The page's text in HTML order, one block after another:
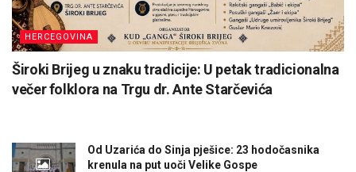
HERCEGOVINA
Široki Brijeg u znaku tradicije: U petak tradicionalna
večer folklora na Trgu dr. Ante Starčevića
Od Uzarića do Sinja pješice: 23 hodočasnika
krenula na put uoči Velike Gospe